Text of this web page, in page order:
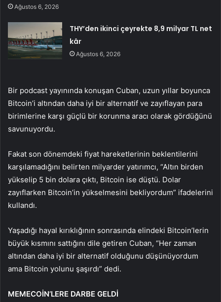
Ağustos 6, 2026
THY’den ikinci çeyrekte 8,9 milyar TL net
kâr
Ağustos 6, 2026
Bir podcast yayınında konuşan Cuban, uzun yıllar boyunca
Bitcoin’i altından daha iyi bir alternatif ve zayıflayan para
birimlerine karşı güçlü bir korunma aracı olarak gördüğünü
savunuyordu.
Fakat son dönemdeki fiyat hareketlerinin beklentilerini
karşılamadığını belirten milyarder yatırımcı, “Altın birden
yükselip 5 bin dolara çıktı, Bitcoin ise düştü. Dolar
zayıflarken Bitcoin’in yükselmesini bekliyordum” ifadelerini
kullandı.
Yaşadığı hayal kırıklığının sonrasında elindeki Bitcoin’lerin
büyük kısmını sattığını dile getiren Cuban, “Her zaman
altından daha iyi bir alternatif olduğunu düşünüyordum
ama Bitcoin yolunu şaşırdı” dedi.
MEMECOİN’LERE DARBE GELDİ